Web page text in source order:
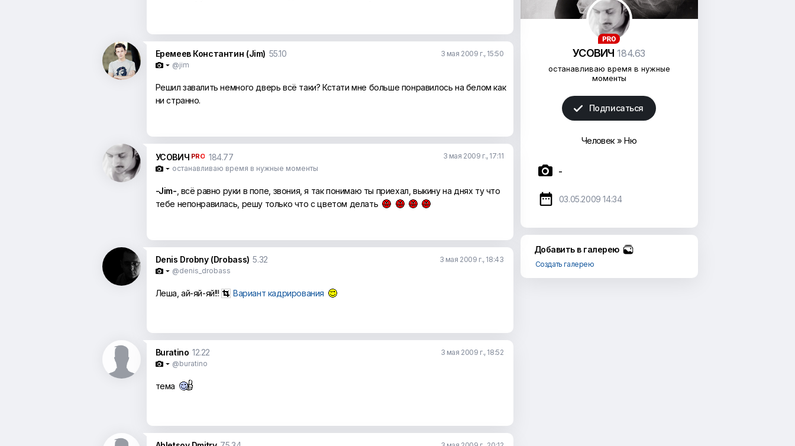
Еремеев Константин (Jim) 55.10 3 мая 2009 г., 15:50
 @jim
Решил завалить немного дверь всё таки? Кстати мне больше понравилось на белом как
ни странно.
УСОВИЧ PRO 184.77 3 мая 2009 г., 17:11
 останавливаю время в нужные моменты
-Jim- , всё равно руки в попе, звония, я так понимаю ты приехал, выкину на днях ту что
тебе непонравилась, решу только что с цветом делать
Denis Drobny (Drobass) 5.32 3 мая 2009 г., 18:43
 @denis_drobass
Леша, ай-яй-яй!!! Вариант кадрирования
Buratino 12.22 3 мая 2009 г., 18:52
 @buratino
тема
УСОВИЧ 184.63
останавливаю время в нужные
моменты
 Подписаться
Человек» Ню
 -
 03.05.2009 14:34
Добавить в галерею
Создать галерею